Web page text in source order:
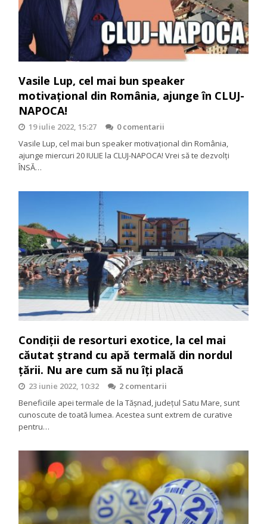
Vasile Lup, cel mai bun speaker
motivaţional din România, ajunge în CLUJ-
NAPOCA!
19 iulie 2022, 15:27
0 comentarii
Vasile Lup, cel mai bun speaker motivaţional din România,
ajunge miercuri 20 IULIE la CLUJ-NAPOCA! Vrei să te dezvolţi
ÎNSĂ…
Condiţii de resorturi exotice, la cel mai
căutat ştrand cu apă termală din nordul
ţării. Nu are cum să nu îţi placă
23 iunie 2022, 10:32
2 comentarii
Beneficiile apei termale de la Tășnad, județul Satu Mare, sunt
cunoscute de toată lumea. Acestea sunt extrem de curative
pentru…